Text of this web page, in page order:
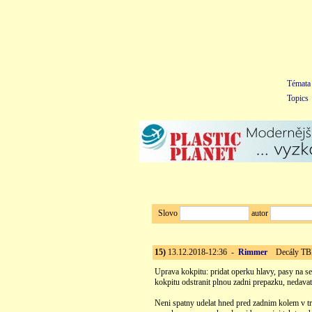
Témata
Topics
Slovo autor
15) 13.12.2018-12:36 - Rimmer Decály
Uprava kokpitu: pridat operku hlavy, pasy na
kokpitu odstranit plnou zadni prepazku,
Neni spatny udelat hned pred zadnim kolem v